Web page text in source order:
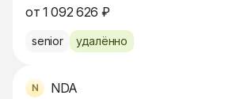
от 1 092 626 ₽
senior удалённо
NDA